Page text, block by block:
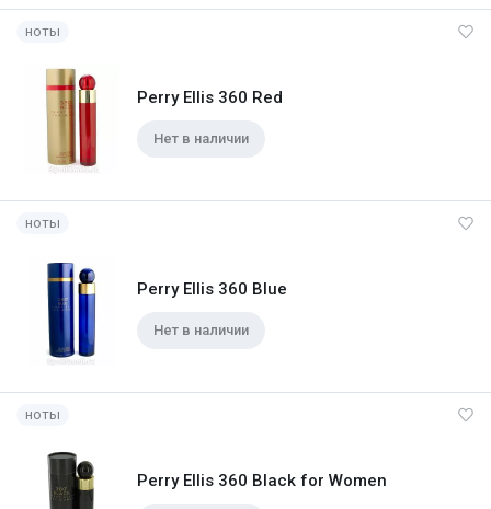
ноты
Perry Ellis 360 Red
Нет в наличии
ноты
Perry Ellis 360 Blue
Нет в наличии
ноты
Perry Ellis 360 Black for Women